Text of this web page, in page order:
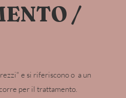
/
e si riferiscono o a un
per il trattamento.